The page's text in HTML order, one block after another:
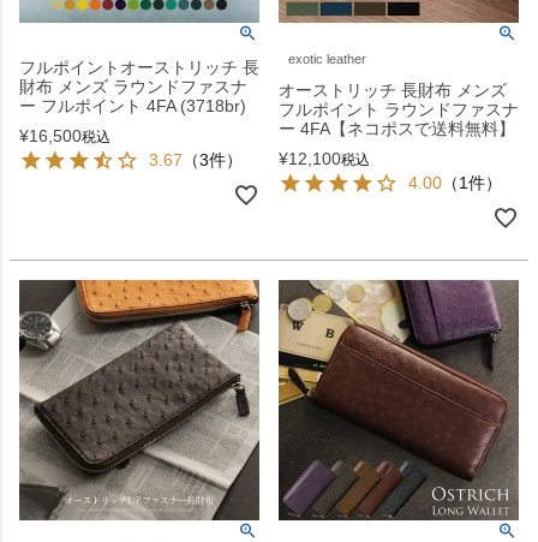
フルポイントオーストリッチ 長
財布 メンズ ラウンドファスナ
ー フルポイント 4FA (3718br)
¥16,500税込
3.67 （3件）
exotic leather
オーストリッチ 長財布 メンズ
フルポイント ラウンドファスナ
ー 4FA【ネコポスで送料無料】
¥12,100税込
4.00 （1件）